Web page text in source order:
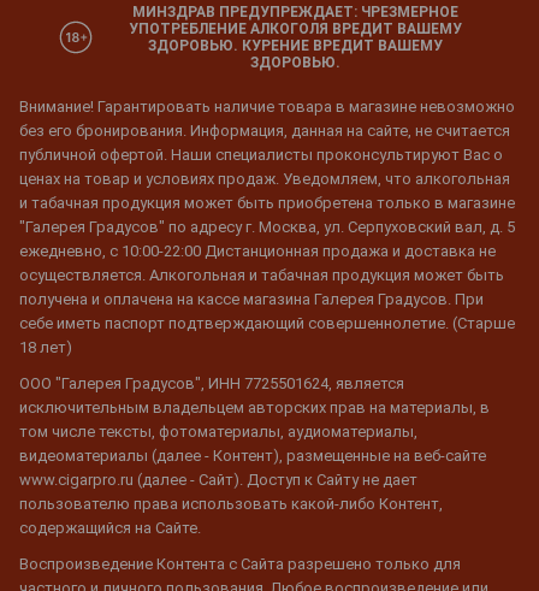
МИНЗДРАВ ПРЕДУПРЕЖДАЕТ: ЧРЕЗМЕРНОЕ
УПОТРЕБЛЕНИЕ АЛКОГОЛЯ ВРЕДИТ ВАШЕМУ
ЗДОРОВЬЮ. КУРЕНИЕ ВРЕДИТ ВАШЕМУ
ЗДОРОВЬЮ.
Внимание! Гарантировать наличие товара в магазине невозможно
без его бронирования. Информация, данная на сайте, не считается
публичной офертой. Наши специалисты проконсультируют Вас о
ценах на товар и условиях продаж. Уведомляем, что алкогольная
и табачная продукция может быть приобретена только в магазине
"Галерея Градусов" по адресу г. Москва, ул. Серпуховский вал, д. 5
ежедневно, с 10:00-22:00 Дистанционная продажа и доставка не
осуществляется. Алкогольная и табачная продукция может быть
получена и оплачена на кассе магазина Галерея Градусов. При
себе иметь паспорт подтверждающий совершеннолетие. (Старше
18 лет)
ООО "Галерея Градусов", ИНН 7725501624, является
исключительным владельцем авторских прав на материалы, в
том числе тексты, фотоматериалы, аудиоматериалы,
видеоматериалы (далее - Контент), размещенные на веб-сайте
www.cigarpro.ru (далее - Сайт). Доступ к Сайту не дает
пользователю права использовать какой-либо Контент,
содержащийся на Сайте.
Воспроизведение Контента с Сайта разрешено только для